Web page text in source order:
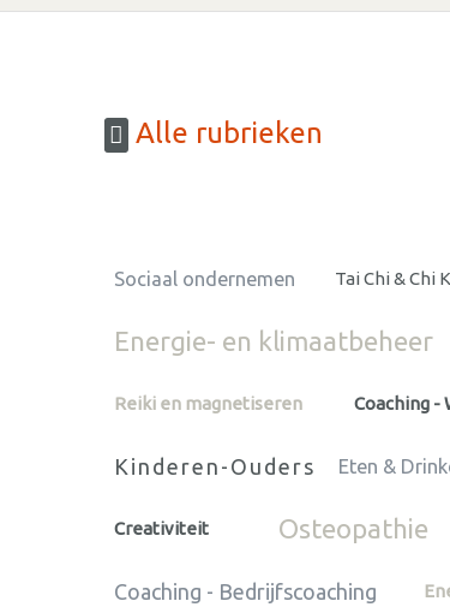
Alle rubrieken
Sociaal ondernemen Tai Chi & Chi
Energie- en klimaatbeheer
Reiki en magnetiseren Coaching -
Kinderen-Ouders Eten &
Creativiteit Osteopathie
Coaching - Bedrijfscoaching